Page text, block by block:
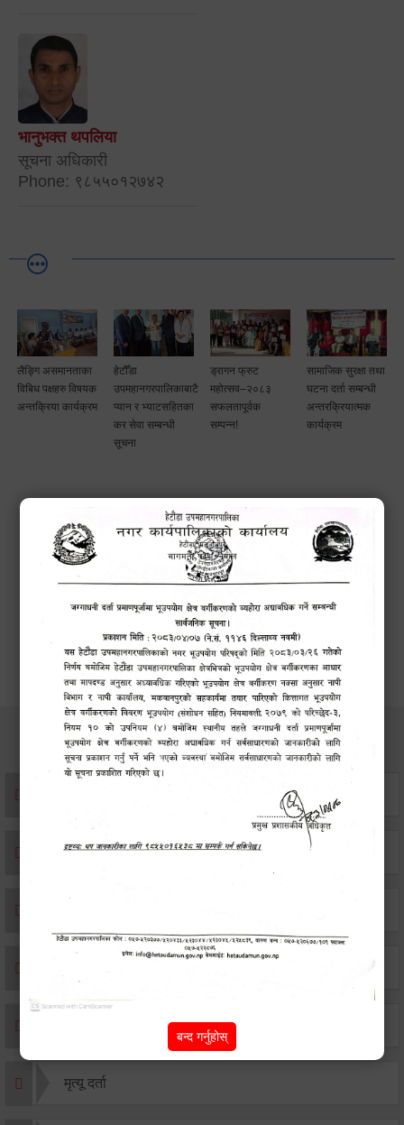
भानुभक्त थपलिया
सूचना अधिकारी
Phone: ९८५५०१२७४२
लैङ्गि असमानताका
विबिध पक्षहरु विषयक
अन्तक्रिया कार्यक्रम
हेटौँडा
उपमहानगरपालिकाबाटै
प्यान र भ्याटसहितका
कर सेवा सम्बन्धी
सूचना
ड्रागन फ्रुट
महोत्सव–२०८३
सफलतापूर्वक
सम्पन्न!
सामाजिक सुरक्षा तथा
घटना दर्ता सम्बन्धी
अन्तरक्रियात्मक
कार्यक्रम
सेवाहरु
एकिकृत सम्पत्ति कर/घर जग्गा कर
बसाइ-सराई जाने/आउने दर्ता
मृत्यू दर्ता
बन्द गर्नुहोस्